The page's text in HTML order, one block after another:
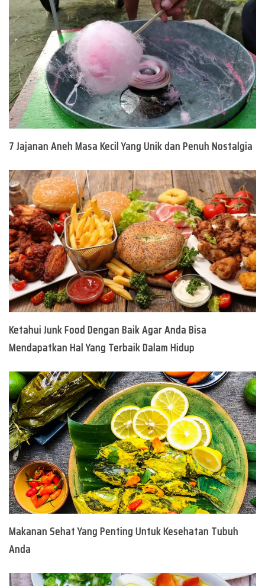
7 Jajanan Aneh Masa Kecil Yang Unik dan Penuh Nostalgia
Ketahui Junk Food Dengan Baik Agar Anda Bisa
Mendapatkan Hal Yang Terbaik Dalam Hidup
Makanan Sehat Yang Penting Untuk Kesehatan Tubuh
Anda